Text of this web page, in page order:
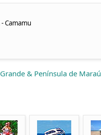
Camamu
& Península de Maraú